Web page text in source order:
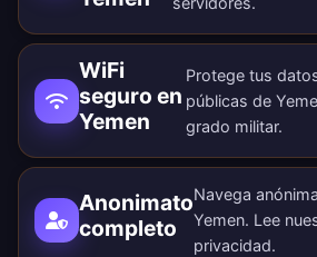
WiFi
seguro en
Yemen
Protege tus
públicas de
grado militar.
Anonimato
completo
Navega
Yemen. Lee
privacidad.